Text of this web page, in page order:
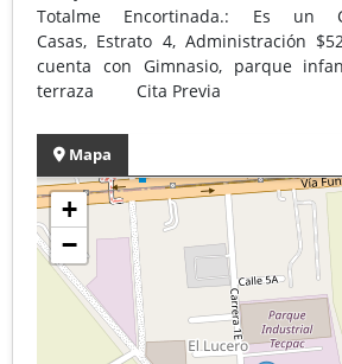
Totalme Encortinada.: Es un
Casas, Estrato 4, Administración
cuenta con Gimnasio, parque
terraza Cita Previa
Mapa
+
−